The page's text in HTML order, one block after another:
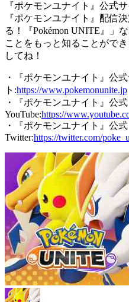
『ポケモンユナイト』公式
『ポケモンユナイト』配信
る！『Pokémon UNITE』」
ことをもっと知ることがで
してね！
・『ポケモンユナイト』公式
ト:https://www.pokemonunite.jp
・『ポケモンユナイト』公式
YouTube:https://
・『ポケモンユナイト』公式
Twitter:https://twitter.com/